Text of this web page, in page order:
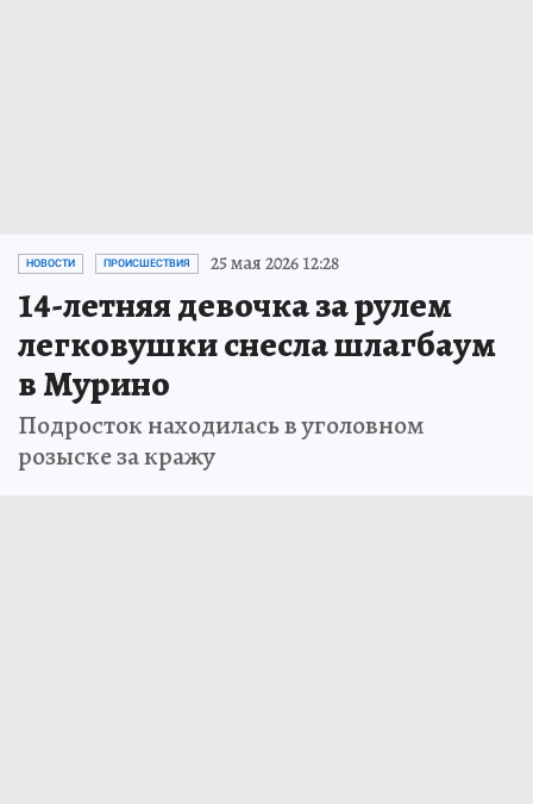
НОВОСТИ ПРОИСШЕСТВИЯ 25 мая 2026 12:28
14-летняя девочка за рулем
легковушки снесла шлагбаум
в Мурино
Подросток находилась в уголовном
розыске за кражу